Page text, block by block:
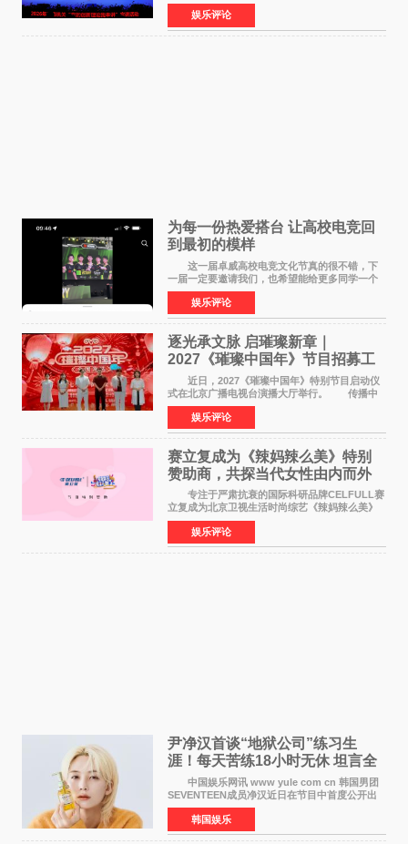
至5日在昆明举办。活动以 "牢记嘱托 感恩奋进
开创云南发展新局面 "为主题，坚持以新时代中国
特色社会主义
娱乐评论
为每一份热爱搭台 让高校电竞回
到最初的模样
这一届卓威高校电竞文化节真的很不错，下
一届一定要邀请我们，也希望能给更多同学一个
来到现场的机会。 2026卓威高校电竞文化节
已经落下帷幕，在活动结束后，仍有不少高校电
竞社负责人和现
娱乐评论
逐光承文脉 启璀璨新章｜
2027《璀璨中国年》节目招募工
作圆满启动
近日，2027《璀璨中国年》特别节目启动仪
式在北京广播电视台演播大厅举行。 传播中
华优秀传统文化，弘扬纯正国风艺术，打造高规
格、高质感、正能量的文艺盛典，是璀璨中国年
矢志不渝的初心
娱乐评论
赛立复成为《辣妈辣么美》特别
赞助商，共探当代女性由内而外
活力美
专注于严肃抗衰的国际科研品牌CELFULL赛
立复成为北京卫视生活时尚综艺《辣妈辣么美》
的特别赞助商,明星辣妈袁咏仪倾情参与，向广大
都市女性传递健康生活新主张，寄语当代女性在
家庭与自我之间
娱乐评论
尹净汉首谈“地狱公司”练习生
涯！每天苦练18小时无休 坦言全
靠成员撑过来
中国娱乐网讯 www yule com cn 韩国男团
SEVENTEEN成员净汉近日在节目中首度公开出
道前的残酷练习生经历，并提及经纪公司Pledis
娱乐，引发广泛关注。 在8月2日播出的日本
TBS综艺节目《周
韩国娱乐